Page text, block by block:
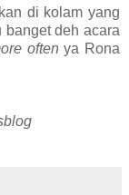
di kolam yang
banget deh acara
often ya Rona